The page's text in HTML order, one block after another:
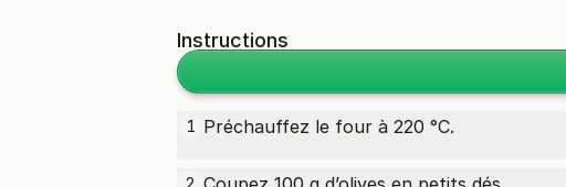
Instructions
1 Préchauffez le four à 220 °C.
2